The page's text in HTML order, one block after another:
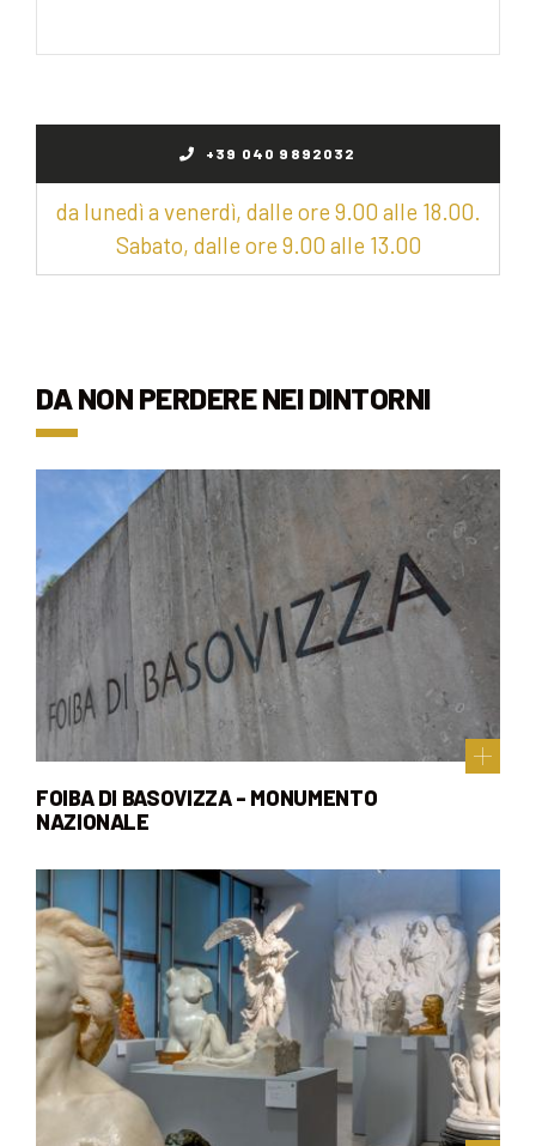
+39 040 9892032
da lunedì a venerdì, dalle ore 9.00 alle 18.00.
Sabato, dalle ore 9.00 alle 13.00
DA NON PERDERE NEI DINTORNI
FOIBA DI BASOVIZZA - MONUMENTO
NAZIONALE